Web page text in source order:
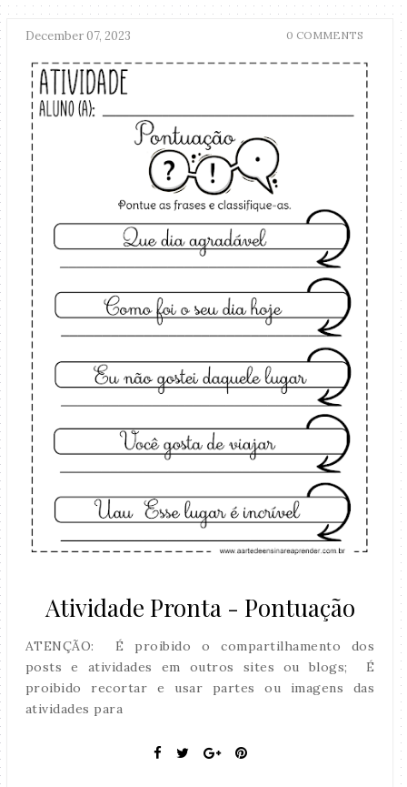
December 07, 2023 0 COMMENTS
Atividade Pronta - Pontuação
ATENÇÃO: É proibido o compartilhamento dos
posts e atividades em outros sites ou blogs; É
proibido recortar e usar partes ou imagens das
atividades para